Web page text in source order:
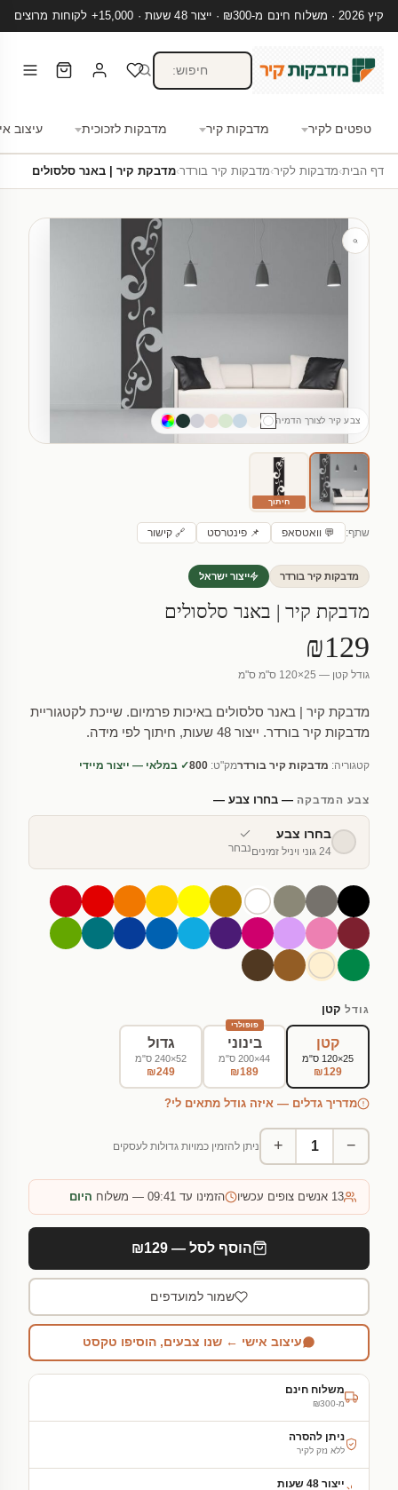
קיץ 2026 · משלוח חינם מ-₪300 · ייצור 48 שעות · 15,000+ לקוחות מרוצים
טפטים לקיר מדבקות קיר מדבקות לזכוכית עיצוב
דף הבית›מדבקות לקיר›מדבקות קיר בורדר›מדבקת קיר | באנר סלסולים
צבע קיר לצורך הדמיה
חיתוך
שתף: 💬 וואטסאפ 📌 פינטרסט 🔗 קישור
מדבקות קיר בורדר ייצור ישראל
מדבקת קיר | באנר סלסולים
₪129
גודל קטן — 25×120 ס"מ ס"מ
מדבקת קיר | באנר סלסולים באיכות פרמיום. שייכת לקטגוריית
מדבקות קיר בורדר. ייצור 48 שעות, חיתוך לפי מידה.
קטגוריה: מדבקות קיר בורדרמק"ט: 800✓ במלאי — ייצור מיידי
צבע המדבקה— בחרו צבע —
בחרו צבע
24 גוני ויניל זמינים נבחר
גודל קטן
קטן
25×120 ס"מ
₪129
פופולרי
בינוני
44×200 ס"מ
₪189
גדול
52×240 ס"מ
₪249
מדריך גדלים — איזה גודל מתאים לי?
−
+ ניתן להזמין כמויות גדולות לעסקים
13 אנשים צופים עכשיו הזמינו עד 09:41 — משלוח היום
הוסף לסל — ₪129
שמור למועדפים
עיצוב אישי ← שנו צבעים, הוסיפו טקסט
משלוח חינם
מ-₪300
ניתן להסרה
ללא נזק לקיר
ייצור 48 שעות